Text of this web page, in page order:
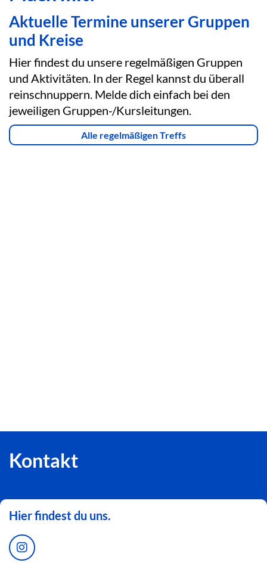
Aktuelle Termine unserer Gruppen
und Kreise
Hier findest du unsere regelmäßigen Gruppen
und Aktivitäten. In der Regel kannst du überall
reinschnuppern. Melde dich einfach bei den
jeweiligen Gruppen-/Kursleitungen.
Alle regelmäßigen Treffs
Kontakt
Hier findest du uns.